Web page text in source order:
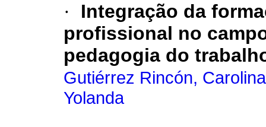
·
Integração da
profissional no
pedagogia do
Gutiérrez Rincón,
Yolanda